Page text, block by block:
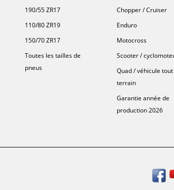
190/55 ZR17
110/80 ZR19
150/70 ZR17
Toutes les tailles de
pneus
Chopper / Cruiser
Enduro
Motocross
Scooter /
Quad / véhicule tout
terrain
Garantie année de
production 2026